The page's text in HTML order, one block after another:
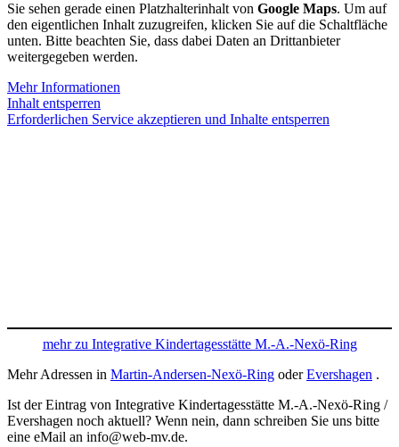
Sie sehen gerade einen Platzhalterinhalt von Google Maps. Um auf
den eigentlichen Inhalt zuzugreifen, klicken Sie auf die Schaltfläche
unten. Bitte beachten Sie, dass dabei Daten an Drittanbieter
weitergegeben werden.
Mehr Informationen
Inhalt entsperren
Erforderlichen Service akzeptieren und Inhalte entsperren
mehr zu Integrative Kindertagesstätte M.-A.-Nexö-Ring
Mehr Adressen in Martin-Andersen-Nexö-Ring oderEvershagen .
Ist der Eintrag von Integrative Kindertagesstätte M.-A.-Nexö-Ring /
Evershagen noch aktuell? Wenn nein, dann schreiben Sie uns bitte
eine eMail an info@web-mv.de.